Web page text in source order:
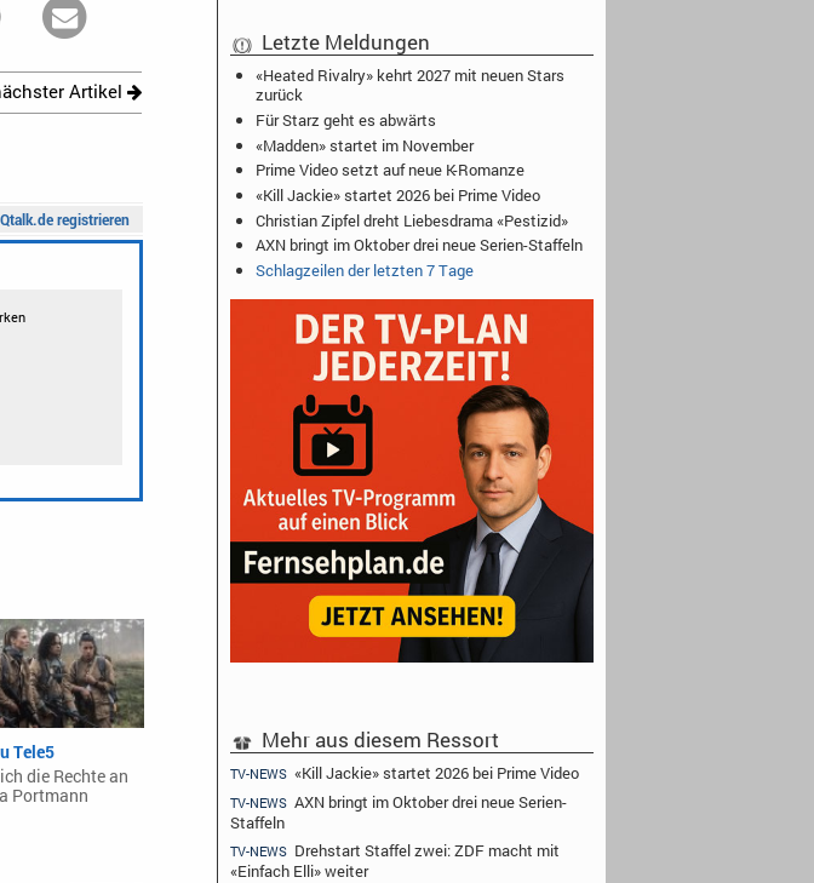
Artikel
Tele5
die Rechte an
Portmann
Letzte Meldungen
«Heated Rivalry» kehrt 2027 mit neuen Stars
zurück
Für Starz geht es abwärts
«Madden» startet im November
Prime Video setzt auf neue K-Romanze
«Kill Jackie» startet 2026 bei Prime Video
Christian Zipfel dreht Liebesdrama «Pestizid»
AXN bringt im Oktober drei neue Serien-Staffeln
Schlagzeilen der letzten 7 Tage
Mehr aus diesem Ressort
TV-NEWS «Kill Jackie» startet 2026 bei Prime Video
TV-NEWS AXN bringt im Oktober drei neue Serien-
Staffeln
TV-NEWS Drehstart Staffel zwei: ZDF macht mit
«Einfach Elli» weiter